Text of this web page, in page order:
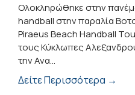
Ολοκληρώθηκε στην
handball στην παραλία
Piraeus Beach Handball
τους Κύκλωπες
την Ανα...
Δείτε Περισσότερα →